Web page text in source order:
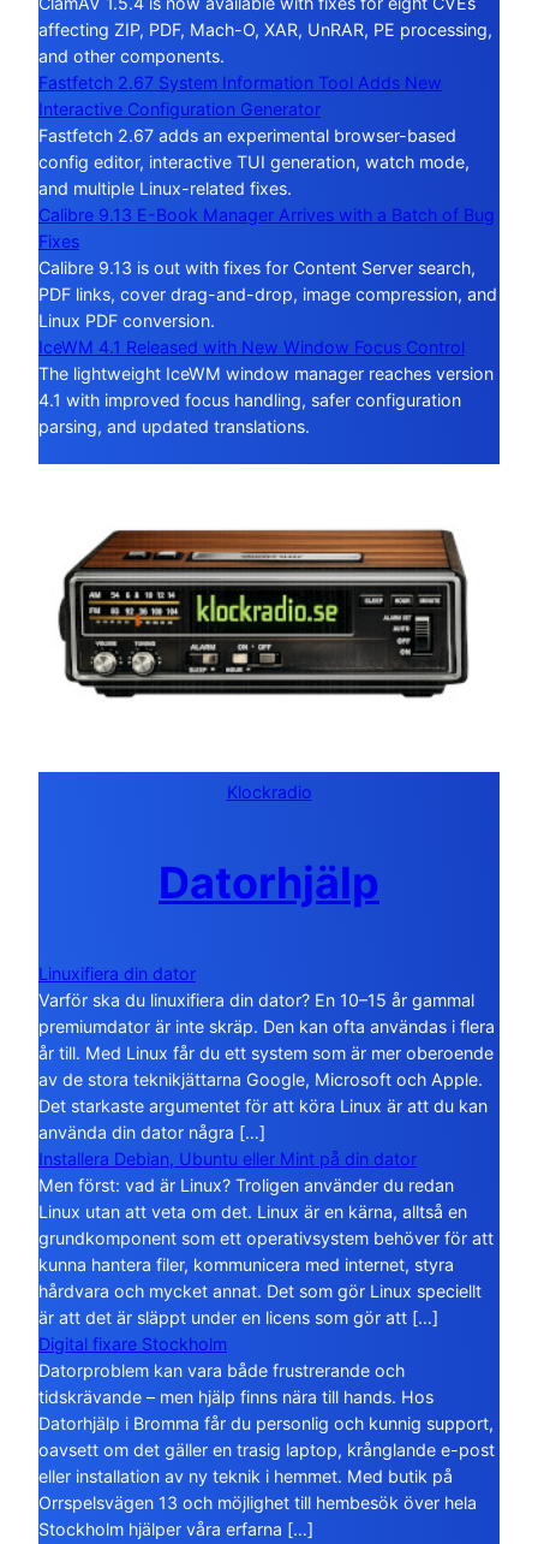
affecting ZIP, PDF, Mach-O, XAR, UnRAR, PE processing,
and other components.
Fastfetch 2.67 System Information Tool Adds New
Interactive Configuration Generator
Fastfetch 2.67 adds an experimental browser-based
config editor, interactive TUI generation, watch mode,
and multiple Linux-related fixes.
Calibre 9.13 E-Book Manager Arrives with a Batch of Bug
Fixes
Calibre 9.13 is out with fixes for Content Server search,
PDF links, cover drag-and-drop, image compression, and
Linux PDF conversion.
IceWM 4.1 Released with New Window Focus Control
The lightweight IceWM window manager reaches version
4.1 with improved focus handling, safer configuration
parsing, and updated translations.
Klockradio
Datorhjälp
Linuxifiera din dator
Varför ska du linuxifiera din dator? En 10–15 år gammal
premiumdator är inte skräp. Den kan ofta användas i flera
år till. Med Linux får du ett system som är mer oberoende
av de stora teknikjättarna Google, Microsoft och Apple.
Det starkaste argumentet för att köra Linux är att du kan
använda din dator några […]
Installera Debian, Ubuntu eller Mint på din dator
Men först: vad är Linux? Troligen använder du redan
Linux utan att veta om det. Linux är en kärna, alltså en
grundkomponent som ett operativsystem behöver för att
kunna hantera filer, kommunicera med internet, styra
hårdvara och mycket annat. Det som gör Linux speciellt
är att det är släppt under en licens som gör att […]
Digital fixare Stockholm
Datorproblem kan vara både frustrerande och
tidskrävande – men hjälp finns nära till hands. Hos
Datorhjälp i Bromma får du personlig och kunnig support,
oavsett om det gäller en trasig laptop, krånglande e-post
eller installation av ny teknik i hemmet. Med butik på
Orrspelsvägen 13 och möjlighet till hembesök över hela
Stockholm hjälper våra erfarna […]